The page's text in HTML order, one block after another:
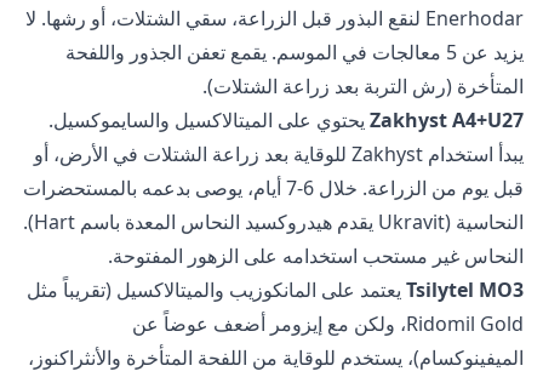
Enerhodar لنقع البذور قبل الزراعة، سقي الشتلات، أو رشها. لا
يزيد عن 5 معالجات في الموسم. يقمع تعفن الجذور واللفحة
المتأخرة (رش التربة بعد زراعة الشتلات).
Zakhyst A4+U27 يحتوي على الميتالاكسيل والسايموكسيل.
يبدأ استخدام Zakhyst للوقاية بعد زراعة الشتلات في الأرض، أو
قبل يوم من الزراعة. خلال 6-7 أيام، يوصى بدعمه بالمستحضرات
النحاسية (Ukravit يقدم هيدروكسيد النحاس المعدة باسم Hart).
النحاس غير مستحب استخدامه على الزهور المفتوحة.
Tsilytel MO3 يعتمد على المانكوزيب والميتالاكسيل (تقريباً مثل
Ridomil Gold، ولكن مع إيزومر أضعف عوضاً عن
الميفينوكسام)، يستخدم للوقاية من اللفحة المتأخرة والأنثراكنوز،